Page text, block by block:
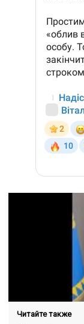
Читайте также